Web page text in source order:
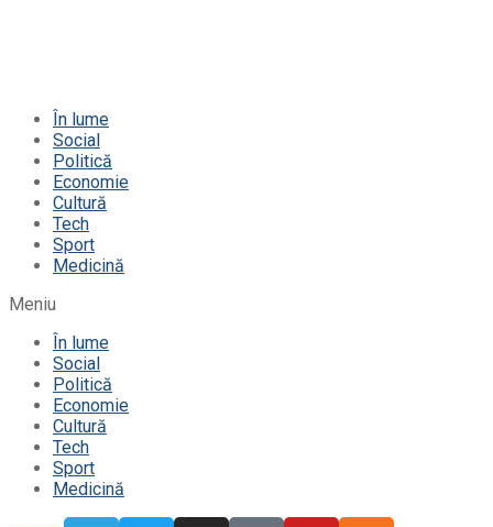
În lume
Social
Politică
Economie
Cultură
Tech
Sport
Medicină
Meniu
În lume
Social
Politică
Economie
Cultură
Tech
Sport
Medicină